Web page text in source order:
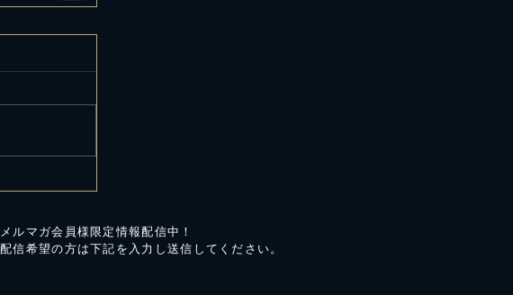
メルマガ会員様限定情報配信中！
配信希望の方は下記を入力し送信してください。